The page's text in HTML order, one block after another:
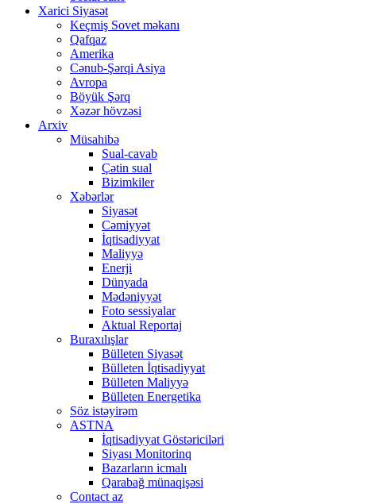
Xarici Siyasət
Keçmiş Sovet məkanı
Qafqaz
Amerika
Cənub-Şərqi Asiya
Avropa
Böyük Şərq
Xəzər hövzəsi
Arxiv
Müsahibə
Sual-cavab
Çətin sual
Bizimkiler
Xəbərlər
Siyasət
Cəmiyyət
İqtisadiyyat
Maliyyə
Enerji
Dünyada
Mədəniyyət
Foto sessiyalar
Aktual Reportaj
Buraxılışlar
Bülleten Siyasət
Bülleten İqtisadiyyat
Bülleten Maliyyə
Bülleten Energetika
Söz istəyirəm
ASTNA
İqtisadiyyat Göstəriciləri
Siyası Monitorinq
Bazarların icmalı
Qarabağ münaqişəsi
Contact az